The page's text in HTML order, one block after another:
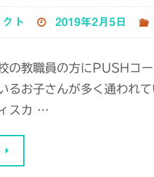
ト 2019年2月5日
の教職員の方にPUSHコ
るお子さんが多く通われ
スカ …